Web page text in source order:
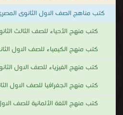
كتب مناهج الصف الاول الثانوى
كتب منهج الأحياء للصف الثالث
كتب منهج الكيمياء للصف الاول
كتب منهج الفيزياء للصف الاول
كتب منهج الجغرافيا للصف الاول
كتب منهج اللغة الألمانية للصف